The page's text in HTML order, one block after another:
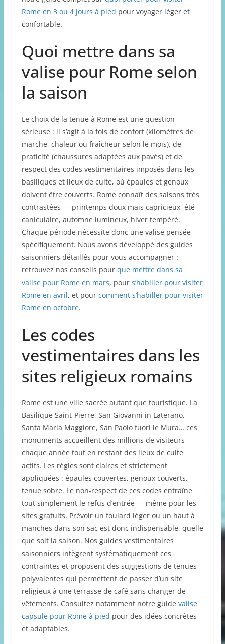
Rome en 3 ou 4 jours à pied pour voyager léger et
confortable.
Quoi mettre dans sa
valise pour Rome selon
la saison
Le choix de la tenue à Rome est une question
sérieuse : il s’agit à la fois de confort (kilomètres de
marche, chaleur ou fraîcheur selon le mois), de
praticité (chaussures adaptées aux pavés) et de
respect des codes vestimentaires imposés dans les
basiliques et lieux de culte, où épaules et genoux
doivent être couverts. Rome connaît des saisons très
contrastées — printemps doux mais capricieux, été
caniculaire, automne lumineux, hiver tempéré.
Chaque période nécessite donc une valise pensée
spécifiquement. Nous avons développé des guides
saisonniers détaillés pour vous accompagner :
retrouvez nos conseils pour que mettre dans sa
valise pour Rome en mars, pour s’habiller pour visiter
Rome en avril, et pour comment s’habiller pour visiter
Rome en octobre.
Les codes
vestimentaires dans les
sites religieux romains
Rome est une ville sacrée autant que touristique. La
Basilique Saint-Pierre, San Giovanni in Laterano,
Santa Maria Maggiore, San Paolo fuori le Mura… ces
monuments accueillent des millions de visiteurs
chaque année tout en restant des lieux de culte
actifs. Les règles sont claires et strictement
appliquées : épaules couvertes, genoux couverts,
tenue sobre. Le non-respect de ces codes entraîne
tout simplement le refus d’entrée — même pour les
sites gratuits. Prévoir un foulard léger ou un haut à
manches dans son sac est donc indispensable, quelle
que soit la saison. Nos guides vestimentaires
saisonniers intègrent systématiquement ces
contraintes et proposent des suggestions de tenues
polyvalentes qui permettent de passer d’un site
religieux à une terrasse de café sans changer de
vêtements. Consultez notamment notre guide valise
capsule pour Rome à pied pour des idées concrètes
et adaptables.